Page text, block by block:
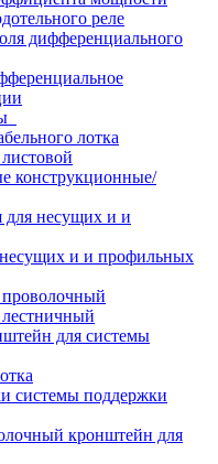
реле
дифференциального
лотка
конструкционные/
для несущих и и
и и профильных
для системы
системы поддержки
кронштейн для